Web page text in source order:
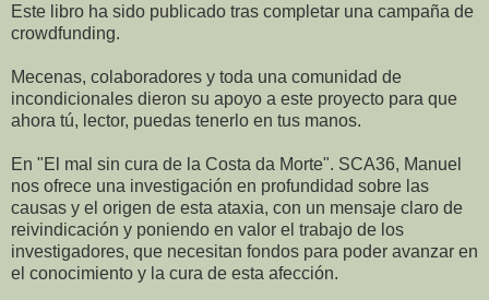
Este libro ha sido publicado tras completar una campaña de
crowdfunding.
Mecenas, colaboradores y toda una comunidad de
incondicionales dieron su apoyo a este proyecto para que
ahora tú, lector, puedas tenerlo en tus manos.
En "El mal sin cura de la Costa da Morte". SCA36, Manuel
nos ofrece una investigación en profundidad sobre las
causas y el origen de esta ataxia, con un mensaje claro de
reivindicación y poniendo en valor el trabajo de los
investigadores, que necesitan fondos para poder avanzar en
el conocimiento y la cura de esta afección.